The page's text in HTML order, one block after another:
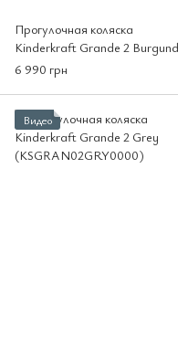
Прогулочная коляска
Kinderkraft Grande 2 Burgundy
(KSGRAN02BRG0000)
6 990 грн
Видео